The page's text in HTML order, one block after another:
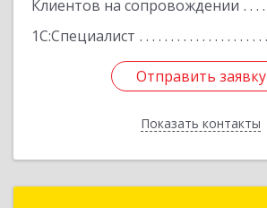
Клиентов на сопровождении
1С:Специалист
Отправить заявку
Показать контакты
Отправить заявку
Назад